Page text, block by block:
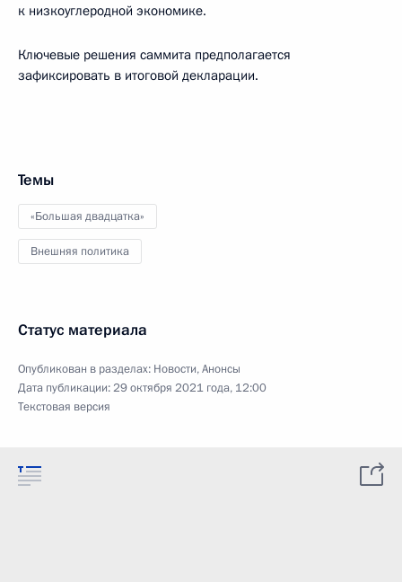
к низкоуглеродной экономике.
Ключевые решения саммита предполагается
зафиксировать в итоговой декларации.
Темы
«Большая двадцатка»
Внешняя политика
Статус материала
Опубликован в разделах: Новости,Анонсы
Дата публикации:29 октября 2021 года, 12:00
Текстовая версия